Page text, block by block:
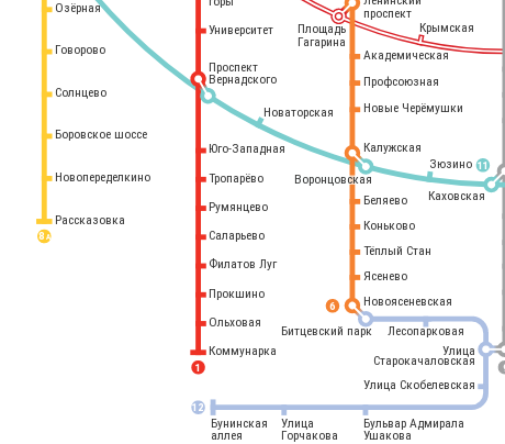
6
12
1
8 А
11
Академическая
Профсоюзная
Новые Черёмушки
Калужская
Беляево
Коньково
Тёплый Стан
Ясенево
Новоясеневская
Крымская
Площадь
Гагарина
проспект
Саларьево
Румянцево
Тропарёво
Юго-Западная
Проспект
Вернадского
Битцевский парк Лесопарковая
Улица
Старокачаловская
Улица Скобелевская
Бульвар Адмирала
Ушакова
Улица
Горчакова
Бунинская
аллея
Каховская
Университет
Рассказовка
Новопеределкино
Боровское шоссе
Солнцево
Говорово
Озёрная
Филатов Луг
Прокшино
Ольховая
Коммунарка
Новаторская
Зюзино
Воронцовская